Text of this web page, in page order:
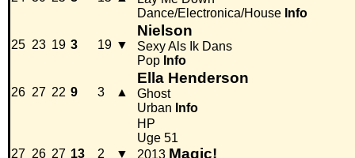
Dance/Electronica/House Info
25 23 19 3 19 ▼
Nielson
Sexy Als Ik Dans
Pop Info
26 27 22 9 3 ▲
Ella Henderson
Ghost
Urban Info
27 26 27 13 2 ▼
HP
Uge 51
2013 Magic!